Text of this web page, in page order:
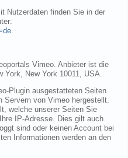
Nutzerdaten finden Sie in der
Vimeo. Anbieter ist die
New York 10011, USA.
Plugin ausgestatteten Seiten
Servern von Vimeo hergestellt.
welche unserer Seiten Sie
IP-Adresse. Dies gilt auch
sind oder keinen Account bei
Informationen werden an den